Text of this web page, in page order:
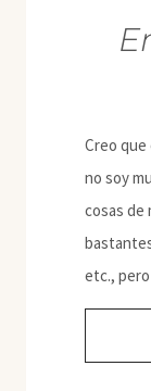
Creo
no soy
cosas de
etc.,